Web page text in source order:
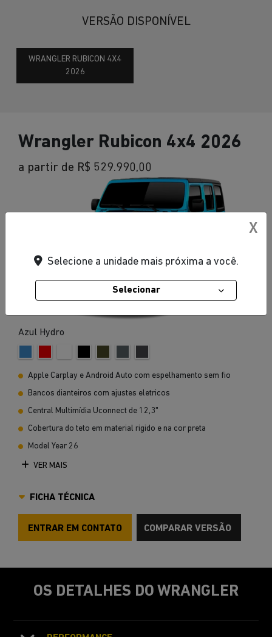
VERSÃO DISPONÍVEL
WRANGLER RUBICON 4X4
2026
Wrangler Rubicon 4x4 2026
a partir de R$ 529.990,00
Azul Hydro
Apple Carplay e Android Auto com espelhamento sem fio
Bancos dianteiros com ajustes eletricos
Central Multimídia Uconnect de 12,3"
Cobertura do teto em material rigido e na cor preta
Model Year 26
VER MAIS
FICHA TÉCNICA
ENTRAR EM CONTATO COMPARAR VERSÃO
OS DETALHES DO WRANGLER
X
Selecione a unidade mais próxima a você.
Selecionar